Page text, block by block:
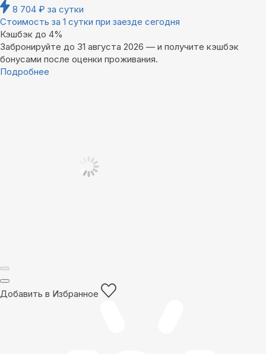
8 704 ₽ за сутки
Стоимость за 1 сутки при заезде сегодня
Кэшбэк до 4%
Забронируйте до 31 августа 2026 — и получите кэшбэк
бонусами после оценки проживания.
Подробнее
Добавить в Избранное